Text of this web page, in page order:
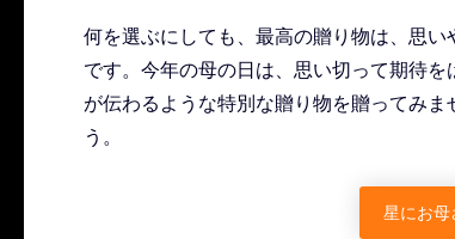
何を選ぶにしても、最高の贈り物は、思
です。今年の母の日は、思い切って期待
が伝わるような特別な贈り物を贈ってみ
う。
星にお母